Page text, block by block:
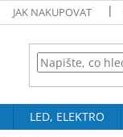
JAK NAKUPOVAT
LED, ELEKTRO